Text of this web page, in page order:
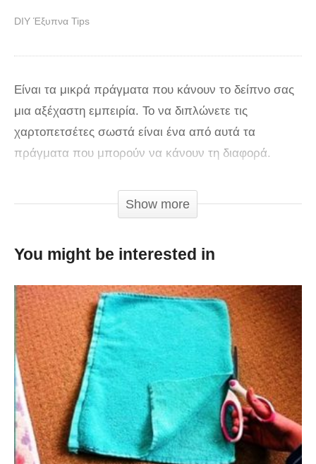
DIY Έξυπνα Tips
Είναι τα μικρά πράγματα που κάνουν το δείπνο σας
μια αξέχαστη εμπειρία. Το να διπλώνετε τις
χαρτοπετσέτες σωστά είναι ένα από αυτά τα
πράγματα που μπορούν να κάνουν τη διαφορά.
σας παρουσιάζουμε τους 9 καλύτερους. Πράγματι,
κάποιοι από αυτούς είναι τόσο ξεχωριστοί, που θα
Πρέπει να τους δοκιμάσετε!
Show more
You might be interested in